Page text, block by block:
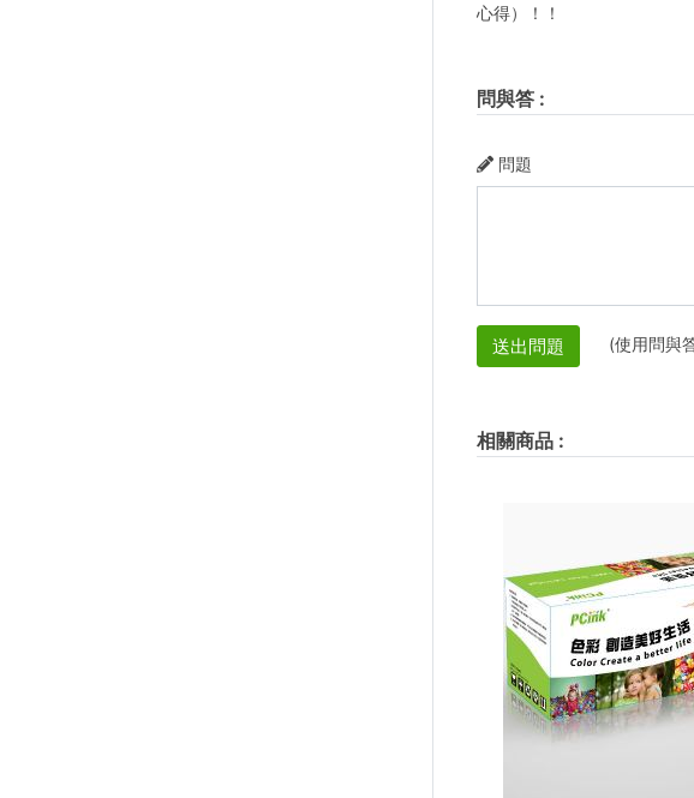
心得）！！
問與答:
問題
送出問題 (使用問與
相關商品: